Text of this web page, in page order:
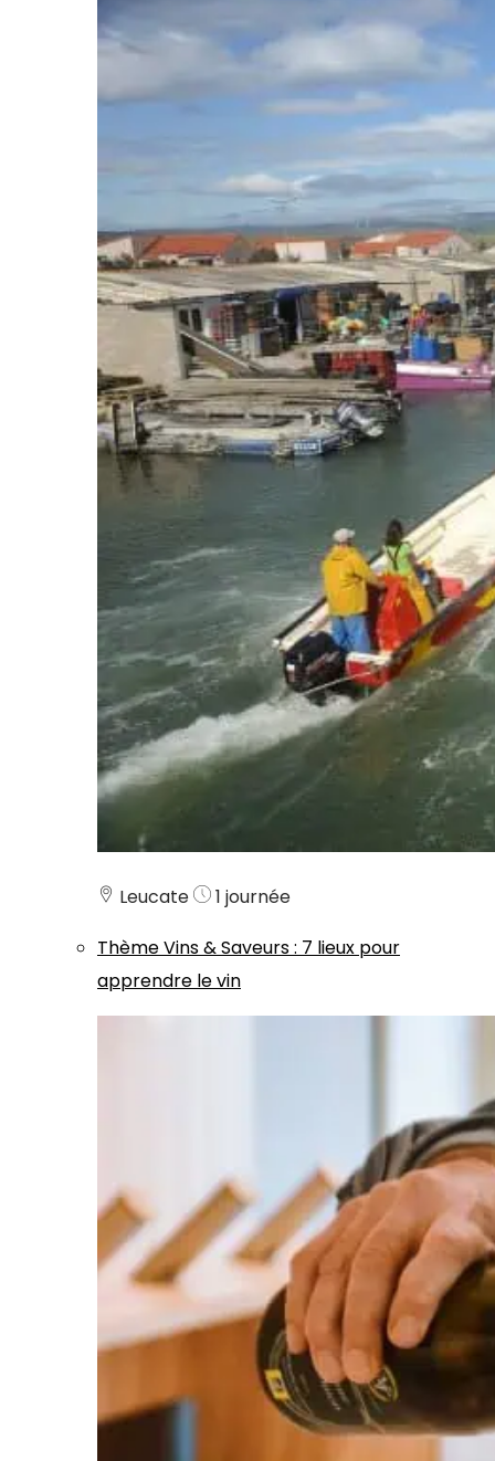
Leucate
1 journée
ThèmeVins & Saveurs: 7 lieux pour
apprendre le vin